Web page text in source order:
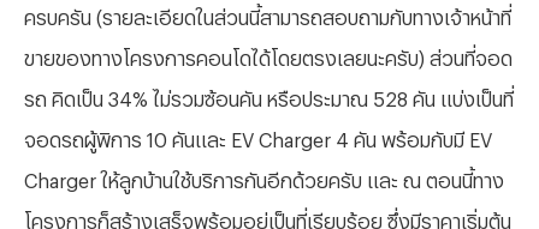
ครบครัน (รายละเอียดในส่วนนี้สามารถสอบถามกับทางเจ้าหน้าที่
ขายของทางโครงการคอนโดได้โดยตรงเลยนะครับ) ส่วนที่จอด
รถ คิดเป็น 34% ไม่รวมซ้อนคัน หรือประมาณ 528 คัน แบ่งเป็นที่
จอดรถผู้พิการ 10 คันและ EV Charger 4 คัน พร้อมกับมี EV
Charger ให้ลูกบ้านใช้บริการกันอีกด้วยครับ และ ณ ตอนนี้ทาง
โครงการก็สร้างเสร็จพร้อมอยู่เป็นที่เรียบร้อย ซึ่งมีราคาเริ่มต้น